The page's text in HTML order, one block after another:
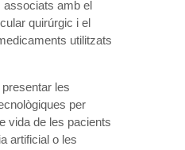
associats amb el
quirúrgic i el
utilitzats
les
per
vida de les pacients
artificial o les